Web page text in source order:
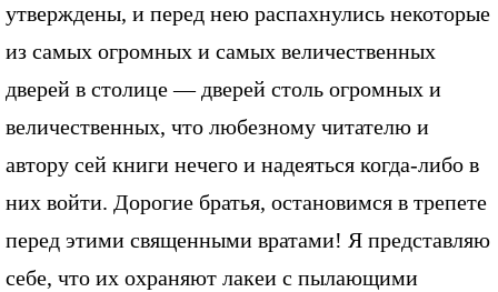
утверждены, и перед нею распахнулись некоторые
из самых огромных и самых величественных
дверей в столице — дверей столь огромных и
величественных, что любезному читателю и
автору сей книги нечего и надеяться когда-либо в
них войти. Дорогие братья, остановимся в трепете
перед этими священными вратами! Я представляю
себе, что их охраняют лакеи с пылающими